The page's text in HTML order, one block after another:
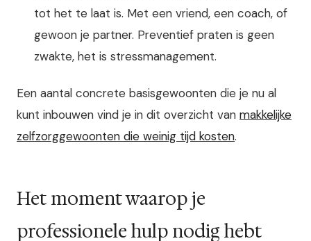
tot het te laat is. Met een vriend, een coach, of
gewoon je partner. Preventief praten is geen
zwakte, het is stressmanagement.
Een aantal concrete basisgewoonten die je nu al
kunt inbouwen vind je in dit overzicht van makkelijke
zelfzorggewoonten die weinig tijd kosten.
Het moment waarop je
professionele hulp nodig hebt